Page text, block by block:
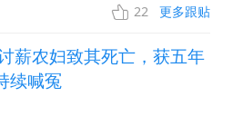
22 更多跟贴
薪农妇致其死亡，获五年
续喊冤